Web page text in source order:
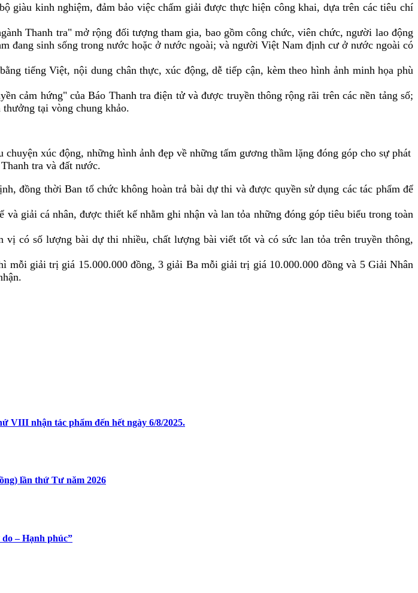
giàu kinh nghiệm, đảm bảo việc chấm giải được thực hiện công khai, dựa trên các tiêu chí
Thanh tra" mở rộng đối tượng tham gia, bao gồm công chức, viên chức, người lao động
đang sinh sống trong nước hoặc ở nước ngoài; và người Việt Nam định cư ở nước ngoài có
tiếng Việt, nội dung chân thực, xúc động, dễ tiếp cận, kèm theo hình ảnh minh họa phù
cảm hứng" của Báo Thanh tra điện tử và được truyền thông rộng rãi trên các nền tảng số;
tại vòng chung khảo.
xúc động, những hình ảnh đẹp về những tấm gương thầm lặng đóng góp cho sự phát
tra và đất nước.
đồng thời Ban tổ chức không hoàn trả bài dự thi và được quyền sử dụng các tác phẩm để
giải cá nhân, được thiết kế nhằm ghi nhận và lan tỏa những đóng góp tiêu biểu trong toàn
có số lượng bài dự thi nhiều, chất lượng bài viết tốt và có sức lan tỏa trên truyền thông,
giải trị giá 15.000.000 đồng, 3 giải Ba mỗi giải trị giá 10.000.000 đồng và 5 Giải Nhân
VIII nhận tác phẩm đến hết ngày 6/8/2025.
lần thứ Tư năm 2026
– Hạnh phúc”